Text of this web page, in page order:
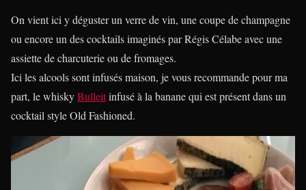
On vient ici y déguster un verre de vin, une coupe de champagne
ou encore un des cocktails imaginés par Régis Célabe avec une
assiette de charcuterie ou de fromages.
Ici les alcools sont infusés maison, je vous recommande pour ma
part, le whiskyBulleitinfusé à la banane qui est présent dans un
cocktail style Old Fashioned.